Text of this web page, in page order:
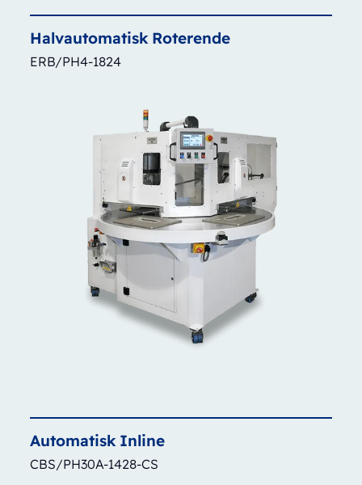
Halvautomatisk Roterende
ERB/PH4-1824
Automatisk Inline
CBS/PH30A-1428-CS